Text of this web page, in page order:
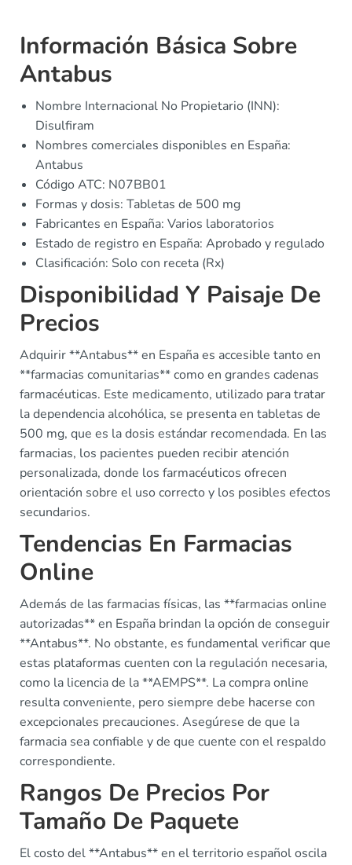
Información Básica Sobre
Antabus
Nombre Internacional No Propietario (INN):
Disulfiram
Nombres comerciales disponibles en España:
Antabus
Código ATC: N07BB01
Formas y dosis: Tabletas de 500 mg
Fabricantes en España: Varios laboratorios
Estado de registro en España: Aprobado y regulado
Clasificación: Solo con receta (Rx)
Disponibilidad Y Paisaje De
Precios
Adquirir **Antabus** en España es accesible tanto en
**farmacias comunitarias** como en grandes cadenas
farmacéuticas. Este medicamento, utilizado para tratar
la dependencia alcohólica, se presenta en tabletas de
500 mg, que es la dosis estándar recomendada. En las
farmacias, los pacientes pueden recibir atención
personalizada, donde los farmacéuticos ofrecen
orientación sobre el uso correcto y los posibles efectos
secundarios.
Tendencias En Farmacias
Online
Además de las farmacias físicas, las **farmacias online
autorizadas** en España brindan la opción de conseguir
**Antabus**. No obstante, es fundamental verificar que
estas plataformas cuenten con la regulación necesaria,
como la licencia de la **AEMPS**. La compra online
resulta conveniente, pero siempre debe hacerse con
excepcionales precauciones. Asegúrese de que la
farmacia sea confiable y de que cuente con el respaldo
correspondiente.
Rangos De Precios Por
Tamaño De Paquete
El costo del **Antabus** en el territorio español oscila